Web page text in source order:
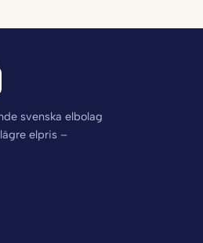
svenska elbolag
elpris –